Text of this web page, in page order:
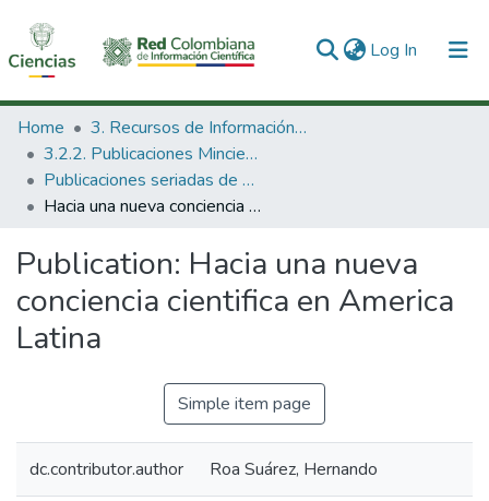
Log In (current)
Communities & Collections
All of DSpace
Statistics
Home
3. Recursos de Información Científica y Tecnológica
3.2.2. Publicaciones Minciencias
Publicaciones seriadas de Minciencias
Hacia una nueva conciencia cientifica en America Latina
Publication: Hacia una nueva
conciencia cientifica en America
Latina
Simple item page
dc.contributor.author Roa Suárez, Hernando